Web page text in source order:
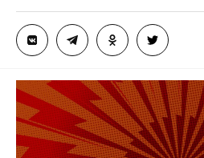
в определенное время
поливании, опылении и
люди «делают вид, что они
8 июля Беркович и